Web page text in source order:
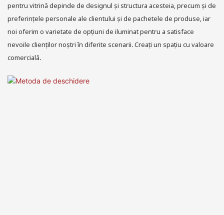
pentru vitrină depinde de designul și structura acesteia, precum și de
preferințele personale ale clientului și de pachetele de produse, iar
noi oferim o varietate de opțiuni de iluminat pentru a satisface
nevoile clienților noștri în diferite scenarii. Creați un spațiu cu valoare
comercială.